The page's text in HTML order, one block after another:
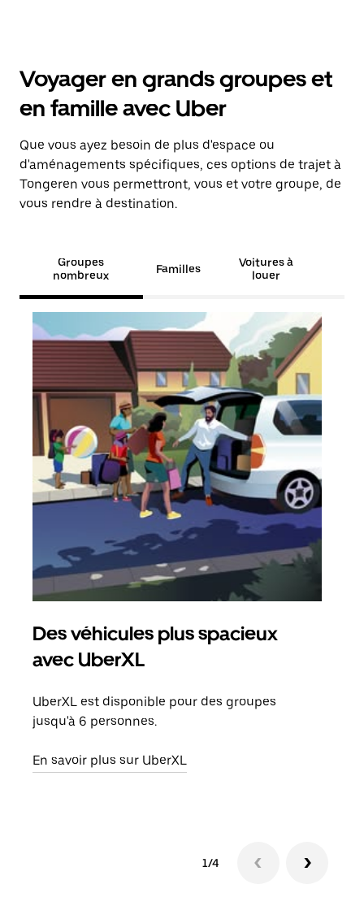
Voyager en grands groupes et
en famille avec Uber
Que vous ayez besoin de plus d'espace ou
d'aménagements spécifiques, ces options de trajet à
Tongeren vous permettront, vous et votre groupe, de
vous rendre à destination.
Groupes
nombreux
Familles
Voitures à
louer
Des véhicules plus spacieux
avec UberXL
UberXL est disponible pour des groupes
jusqu'à 6 personnes.
En savoir plus sur UberXL
1/4